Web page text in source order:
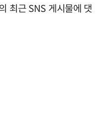
최근 SNS 게시물에 댓